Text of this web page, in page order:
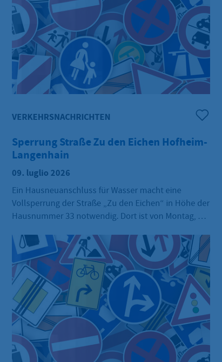
Hofheim den 38. Platz unter den 385 hessischen
Teilnehmerinnen.
VERKEHRSNACHRICHTEN
Sperrung Straße Zu den Eichen Hofheim-
Langenhain
09. luglio 2026
Ein Hausneuanschluss für Wasser macht eine
Vollsperrung der Straße „Zu den Eichen“ in Höhe der
Hausnummer 33 notwendig. Dort ist von Montag, 13.
Durchfahrt nicht möglich. Der Zugang sowie die Zu-
und Abfahrten für die Anwohnerinnen und
Anwohner zu ihren Liegenschaften werden
größtmöglich gewährleistet. Die Mülltonnen der
Anwohner sind von der ausführenden Firma am
Nachmittag vor den Leerungstagen zu einem
Sammelplatz an der nächstgelegenen Kreuzung zu
transportieren und nach der Leerung wieder zu den
Grundstücken zurückzubringen.